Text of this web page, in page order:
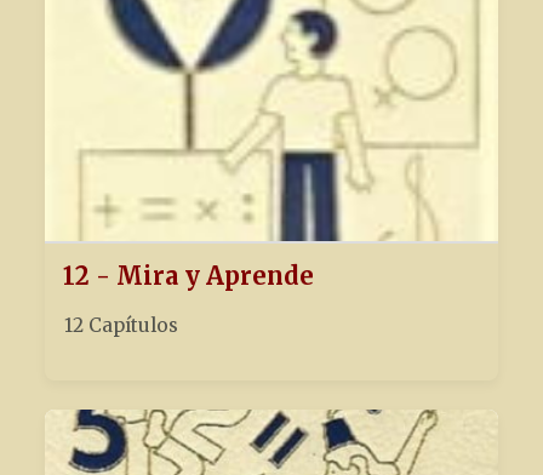
12 - Mira y Aprende
12 Capítulos